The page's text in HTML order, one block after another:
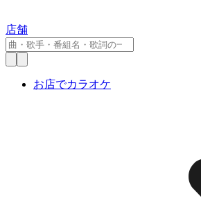
店舗
お店でカラオケ